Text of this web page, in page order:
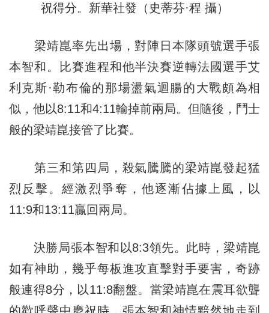
祝得分。新華社發（史蒂芬·程 攝）
梁靖崑率先出場，對陣日本隊頭號選手張
本智和。比賽進程和他半決賽逆轉法國選手艾
利克斯·勒布倫的那場盪氣迴腸的大戰頗為相
似，他以8:11和4:11輸掉前兩局。但隨後，鬥士
般的梁靖崑接管了比賽。
第三和第四局，殺氣騰騰的梁靖崑發起猛
烈反擊。經激烈爭奪，他逐漸佔據上風，以
11:9和13:11贏回兩局。
決勝局張本智和以8:3領先。此時，梁靖崑
如有神助，幾乎每板進攻直擊對手要害，奇跡
般連得8分，以11:8翻盤。當梁靖崑在震耳欲聾